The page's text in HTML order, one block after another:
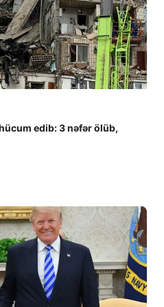
edib: 3 nəfər ölüb,